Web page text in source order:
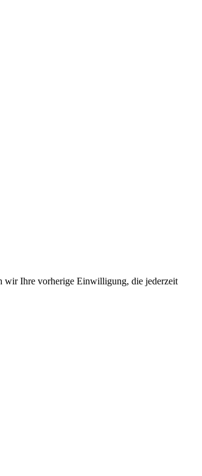
wir Ihre vorherige Einwilligung, die jederzeit